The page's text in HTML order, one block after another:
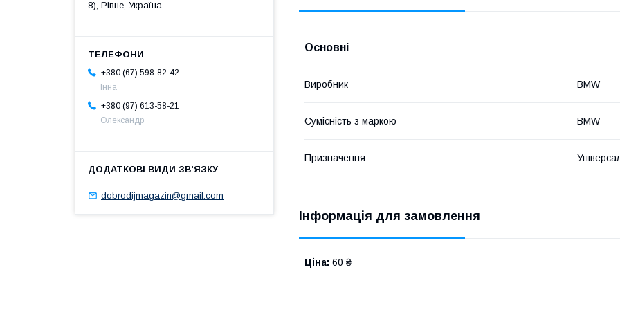
Основні
Виробник BMW
Сумісність з маркою BMW
Призначення
Інформація для замовлення
Ціна: 60 ₴
8), Рівне, Україна
+380 (67) 598-82-42
Інна
+380 (97) 613-58-21
Олександр
dobrodijmagazin@gmail.com